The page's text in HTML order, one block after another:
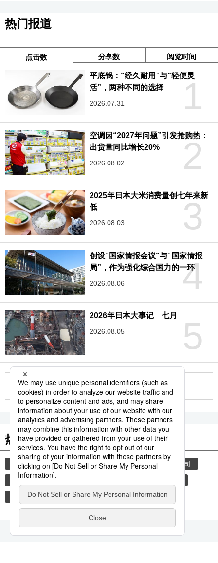
热门报道
点击数 分享数 阅览时间
1
平底锅：“经久耐用”与“轻便灵
活”，两种不同的选择
2026.07.31
2
空调因“2027年问题”引发抢购热：
出货量同比增长20%
2026.08.02
3
2025年日本大米消费量创七年来新
低
2026.08.03
4
创设“国家情报会议”与“国家情报
局”，作为强化综合国力的一环
2026.08.06
5
2026年日本大事记 七月
2026.08.05
更多
热门关键词
nivolumab opdivo 唐奖 小野药品工业公司
日本医疗研究开发机构
百时美施贵宝公司 纳武单抗 教育